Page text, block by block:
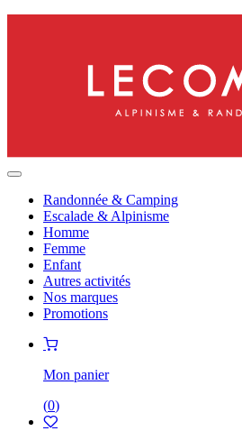
Randonnée & Camping
Escalade & Alpinisme
Homme
Femme
Enfant
Autres activités
Nos marques
Promotions
Mon panier
(0)